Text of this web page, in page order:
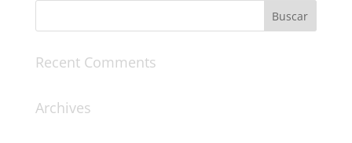
Recent Comments
Archives